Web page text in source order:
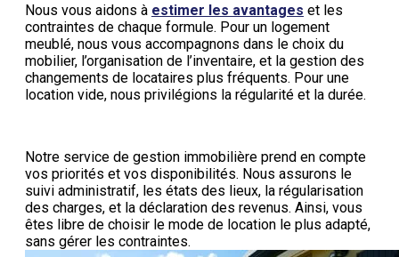
Nous vous aidons à estimer les avantages et les
contraintes de chaque formule. Pour un logement
meublé, nous vous accompagnons dans le choix du
mobilier, l’organisation de l’inventaire, et la gestion des
changements de locataires plus fréquents. Pour une
location vide, nous privilégions la régularité et la durée.
Notre service de gestion immobilière prend en compte
vos priorités et vos disponibilités. Nous assurons le
suivi administratif, les états des lieux, la régularisation
des charges, et la déclaration des revenus. Ainsi, vous
êtes libre de choisir le mode de location le plus adapté,
sans gérer les contraintes.